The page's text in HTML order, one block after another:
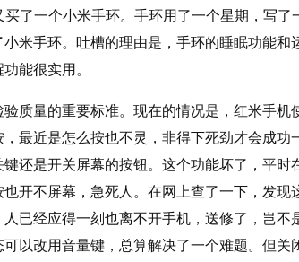
了一个小米手环。手环用了一个星期，写了
米手环。吐槽的理由是，手环的睡眠功能和
能很实用。
质量的重要标准。现在的情况是，红米手机
最近是怎么按也不灵，非得下死劲才会成功
还是开关屏幕的按钮。这个功能坏了，平时
开不屏幕，急死人。在网上查了一下，发现
已经应得一刻也离不开手机，送修了，岂不
以改用音量键，总算解决了一个难题。但关